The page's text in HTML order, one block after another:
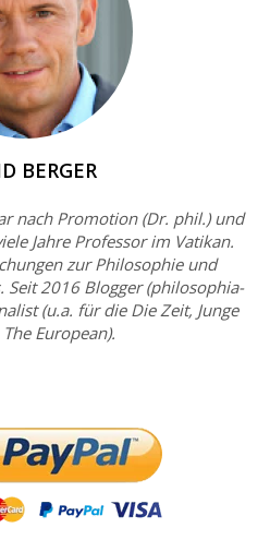
BERGER
nach Promotion (Dr. phil.) und
Jahre Professor im Vatikan.
zur Philosophie und
Seit 2016 Blogger (philosophia-
(u.a. für die Die Zeit, Junge
European).